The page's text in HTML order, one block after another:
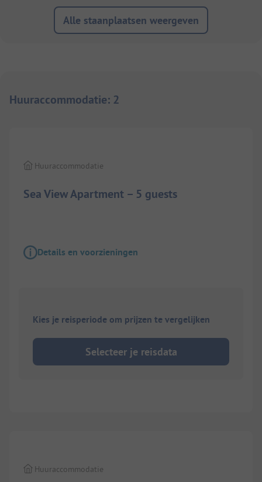
Alle staanplaatsen weergeven
Huuraccommodatie: 2
Sea View Apartment – 5 guests
Huuraccommodatie
Details en voorzieningen
Kies je reisperiode om prijzen te vergelijken
Selecteer je reisdata
Huuraccommodatie